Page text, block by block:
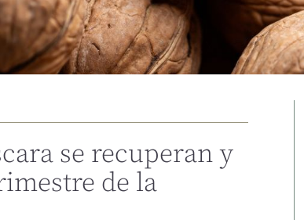
se recuperan y
de la